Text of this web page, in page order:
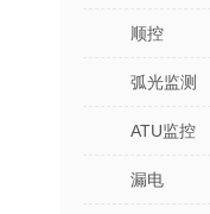
顺控
弧光监测
ATU监控
漏电